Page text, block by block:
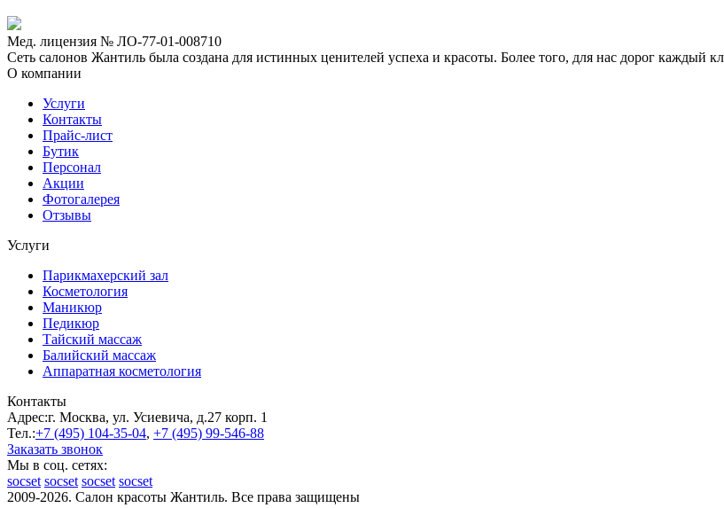
Мед. лицензия № ЛО-77-01-008710
Сеть салонов Жантиль была создана для истинных ценителей успеха и красоты. Более того, для нас дорог каждый
О компании
Услуги
Контакты
Прайс-лист
Бутик
Персонал
Акции
Фотогалерея
Отзывы
Услуги
Парикмахерский зал
Косметология
Маникюр
Педикюр
Тайский массаж
Балийский массаж
Аппаратная косметология
Контакты
Адрес:г. Москва, ул. Усиевича, д.27 корп. 1
Тел.:+7 (495) 104-35-04, +7 (495) 99-546-88
Заказать звонок
Мы в соц. сетях:
socset socset socset socset
2009-2026. Салон красоты Жантиль. Все права защищены